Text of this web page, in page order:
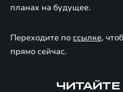
планах на будущее.
Переходите по ссылке,
прямо сейчас.